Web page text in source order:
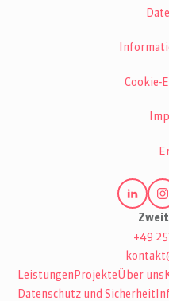
Cookie-
+49
Leistungen ProjekteÜber uns
Datenschutz und Sicherheit